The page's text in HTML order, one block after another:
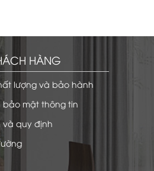
HÀNG
lượng và bảo hành
bảo mật thông tin
và quy định